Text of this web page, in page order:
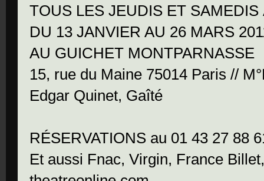
TOUS LES JEUDIS ET SAMEDIS
DU 13 JANVIER AU 26 MARS
AU GUICHET MONTPARNASSE
15, rue du Maine 75014 Paris //
Edgar Quinet, Gaîté
RÉSERVATIONS au 01 43 27 88
Et aussi Fnac, Virgin, France